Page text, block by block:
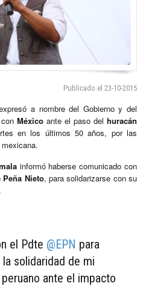
Publicado el 23-10-2015
a nombre del Gobierno y del
con México ante el paso del huracán
en los últimos 50 años, por las
informó haberse comunicado con
Peña Nieto, para solidarizarse con su
el Pdte @EPN para
la solidaridad de mi
ante el impacto